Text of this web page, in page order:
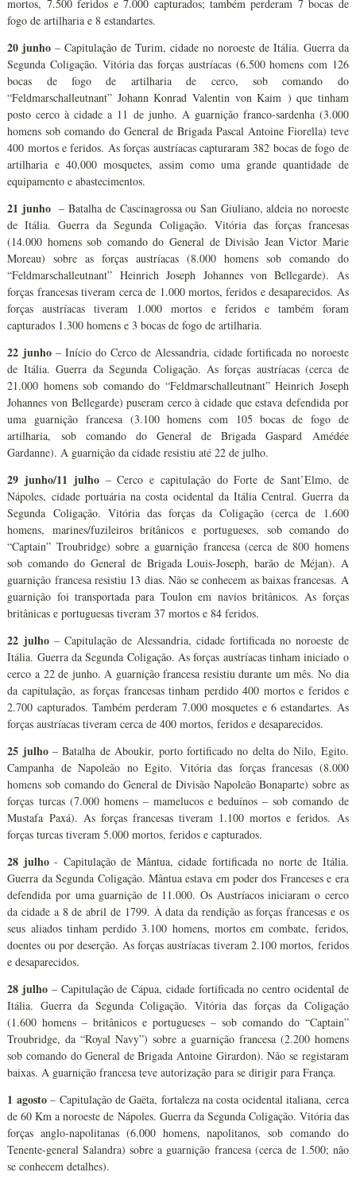
mortos, 7.500 feridos e 7.000 capturados; também perderam 7 bocas de
fogo de artilharia e 8 estandartes.
20 junho – Capitulação de Turim, cidade no noroeste de Itália. Guerra da
Segunda Coligação. Vitória das forças austríacas (6.500 homens com 126
bocas de fogo de artilharia de cerco, sob comando do
“Feldmarschalleutnant” Johann Konrad Valentin von Kaim ) que tinham
posto cerco à cidade a 11 de junho. A guarnição franco-sardenha (3.000
homens sob comando do General de Brigada Pascal Antoine Fiorella) teve
400 mortos e feridos. As forças austríacas capturaram 382 bocas de fogo de
artilharia e 40.000 mosquetes, assim como uma grande quantidade de
equipamento e abastecimentos.
21 junho – Batalha de Cascinagrossa ou San Giuliano, aldeia no noroeste
de Itália. Guerra da Segunda Coligação. Vitória das forças francesas
(14.000 homens sob comando do General de Divisão Jean Victor Marie
Moreau) sobre as forças austríacas (8.000 homens sob comando do
“Feldmarschalleutnant” Heinrich Joseph Johannes von Bellegarde). As
forças francesas tiveram cerca de 1.000 mortos, feridos e desaparecidos. As
forças austríacas tiveram 1.000 mortos e feridos e também foram
capturados 1.300 homens e 3 bocas de fogo de artilharia.
22 junho– Início do Cerco de Alessandria, cidade fortificada no noroeste
de Itália. Guerra da Segunda Coligação. As forças austríacas (cerca de
21.000 homens sob comando do “Feldmarschalleutnant” Heinrich Joseph
Johannes von Bellegarde) puseram cerco à cidade que estava defendida por
uma guarnição francesa (3.100 homens com 105 bocas de fogo de
artilharia, sob comando do General de Brigada Gaspard Amédée
Gardanne). A guarnição da cidade resistiu até 22 de julho.
29 junho/11 julho– Cerco e capitulação do Forte de Sant’Elmo, de
Nápoles, cidade portuária na costa ocidental da Itália Central. Guerra da
Segunda Coligação. Vitória das forças da Coligação (cerca de 1.600
homens, marines/fuzileiros britânicos e portugueses, sob comando do
“Captain” Troubridge) sobre a guarnição francesa (cerca de 800 homens
sob comando do General de Brigada Louis-Joseph, barão de Méjan). A
guarnição francesa resistiu 13 dias. Não se conhecem as baixas francesas. A
guarnição foi transportada para Toulon em navios britânicos. As forças
britânicas e portuguesas tiveram 37 mortos e 84 feridos.
22 julho– Capitulação de Alessandria, cidade fortificada no noroeste de
Itália. Guerra da Segunda Coligação. As forças austríacas tinham iniciado o
cerco a 22 de junho. A guarnição francesa resistiu durante um mês. No dia
da capitulação, as forças francesas tinham perdido 400 mortos e feridos e
2.700 capturados. Também perderam 7.000 mosquetes e 6 estandartes. As
forças austríacas tiveram cerca de 400 mortos, feridos e desaparecidos.
25 julho– Batalha de Aboukir, porto fortificado no delta do Nilo, Egito.
Campanha de Napoleão no Egito. Vitória das forças francesas (8.000
homens sob comando do General de Divisão Napoleão Bonaparte) sobre as
forças turcas (7.000 homens – mamelucos e beduínos – sob comando de
Mustafa Paxá). As forças francesas tiveram 1.100 mortos e feridos. As
forças turcas tiveram 5.000 mortos, feridos e capturados.
28 julho- Capitulação de Mântua, cidade fortificada no norte de Itália.
Guerra da Segunda Coligação. Mântua estava em poder dos Franceses e era
defendida por uma guarnição de 11.000. Os Austríacos iniciaram o cerco
da cidade a 8 de abril de 1799. À data da rendição as forças francesas e os
seus aliados tinham perdido 3.100 homens, mortos em combate, feridos,
doentes ou por deserção. As forças austríacas tiveram 2.100 mortos, feridos
e desaparecidos.
28 julho – Capitulação de Cápua, cidade fortificada no centro ocidental de
Itália. Guerra da Segunda Coligação. Vitória das forças da Coligação
(1.600 homens – britânicos e portugueses – sob comando do “Captain”
Troubridge, da “Royal Navy”) sobre a guarnição francesa (2.200 homens
sob comando do General de Brigada Antoine Girardon). Não se registaram
baixas. A guarnição francesa teve autorização para se dirigir para França.
1 agosto– Capitulação de Gaëta, fortaleza na costa ocidental italiana, cerca
de 60 Km a noroeste de Nápoles. Guerra da Segunda Coligação. Vitória das
forças anglo-napolitanas (6.000 homens, napolitanos, sob comando do
Tenente-general Salandra) sobre a guarnição francesa (cerca de 1.500; não
se conhecem detalhes).